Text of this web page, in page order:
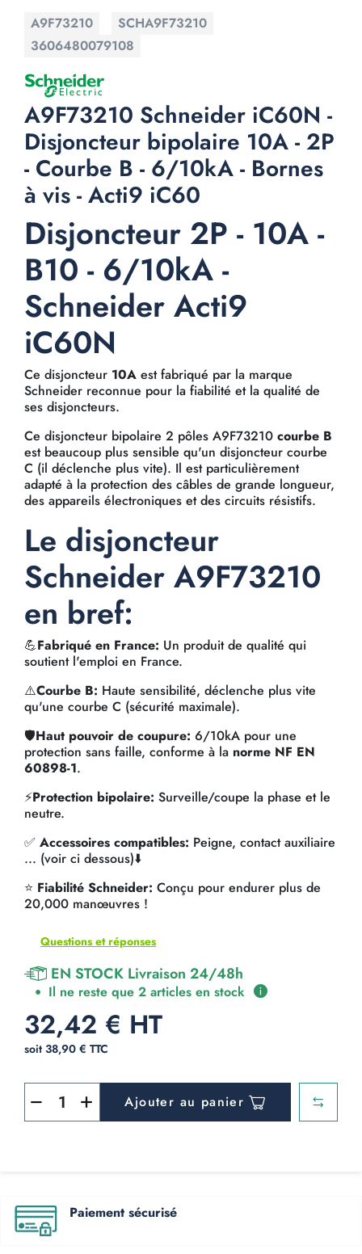
A9F73210
SCHA9F73210
3606480079108
A9F73210 Schneider iC60N -
Disjoncteur bipolaire 10A - 2P
- Courbe B - 6/10kA - Bornes
à vis - Acti9 iC60
Disjoncteur 2P - 10A -
B10 - 6/10kA -
Schneider Acti9
iC60N
Ce disjoncteur 10A est fabriqué par la marque
Schneider reconnue pour la fiabilité et la qualité de
ses disjoncteurs.
Ce disjoncteur bipolaire 2 pôles A9F73210 courbe B
est beaucoup plus sensible qu'un disjoncteur courbe
C (il déclenche plus vite). Il est particulièrement
adapté à la protection des câbles de grande longueur,
des appareils électroniques et des circuits résistifs.
Le disjoncteur
Schneider A9F73210
en bref:
💪Fabriqué en France: Un produit de qualité qui
soutient l'emploi en France.
⚠️Courbe B: Haute sensibilité, déclenche plus vite
qu'une courbe C (sécurité maximale).
🛡️Haut pouvoir de coupure: 6/10kA pour une
protection sans faille, conforme à la norme NF EN
60898-1.
⚡Protection bipolaire: Surveille/coupe la phase et le
neutre.
✅ Accessoires compatibles: Peigne, contact auxiliaire
... (voir ci dessous)⬇️
⭐ Fiabilité Schneider: Conçu pour endurer plus de
20,000 manœuvres !
Questions et réponses
EN STOCK Livraison 24/48h
Il ne reste que 2 articles en stock
32,42 € HT
soit 38,90 € TTC
Ajouter au panier
Paiement sécurisé